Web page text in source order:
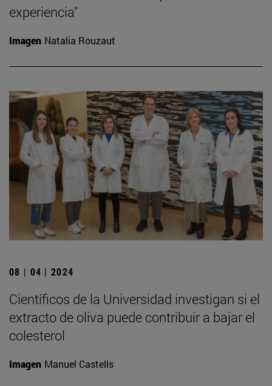
experiencia"
Imagen Natalia Rouzaut
08 | 04 | 2024
Científicos de la Universidad investigan si el
extracto de oliva puede contribuir a bajar el
colesterol
Imagen Manuel Castells